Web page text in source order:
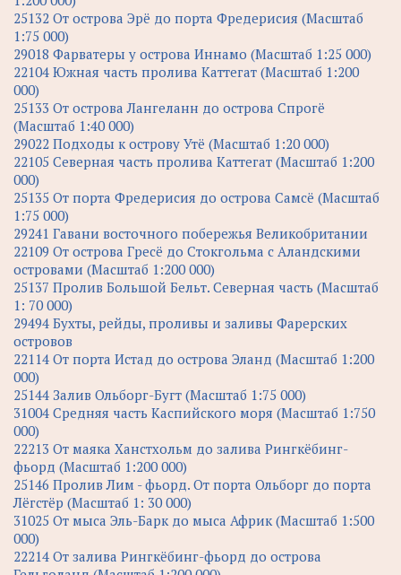
25132 От острова Эрё до порта Фредерисия (Масштаб
1:75 000)
29018 Фарватеры у острова Иннамо (Масштаб 1:25 000)
22104 Южная часть пролива Каттегат (Масштаб 1:200
000)
25133 От острова Лангеланн до острова Спрогё
(Масштаб 1:40 000)
29022 Подходы к острову Утё (Масштаб 1:20 000)
22105 Северная часть пролива Каттегат (Масштаб 1:200
000)
25135 От порта Фредерисия до острова Самсё (Масштаб
1:75 000)
29241 Гавани восточного побережья Великобритании
22109 От острова Гресё до Стокгольма с Аландскими
островами (Масштаб 1:200 000)
25137 Пролив Большой Бельт. Северная часть (Масштаб
1: 70 000)
29494 Бухты, рейды, проливы и заливы Фарерских
островов
22114 От порта Истад до острова Эланд (Масштаб 1:200
000)
25144 Залив Ольборг-Бугт (Масштаб 1:75 000)
31004 Средняя часть Каспийского моря (Масштаб 1:750
000)
22213 От маяка Ханстхольм до залива Рингкёбинг-
фьорд (Масштаб 1:200 000)
25146 Пролив Лим - фьорд. От порта Ольборг до порта
Лёгстёр (Масштаб 1: 30 000)
31025 От мыса Эль-Барк до мыса Африк (Масштаб 1:500
000)
22214 От залива Рингкёбинг-фьорд до острова